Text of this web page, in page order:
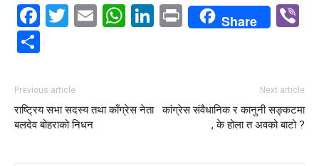
Facebook
Twitter
EmailWhatsApp
LinkedIn
PrintShare
Previous article
राष्ट्रिय सभा सदस्य तथा काँग्रेस नेता
बलदेव बोहराको निधन
Next article
कांग्रेस संवैधानिक र कानुनी सङ्कटमा
, के होला त अवको बाटो ?